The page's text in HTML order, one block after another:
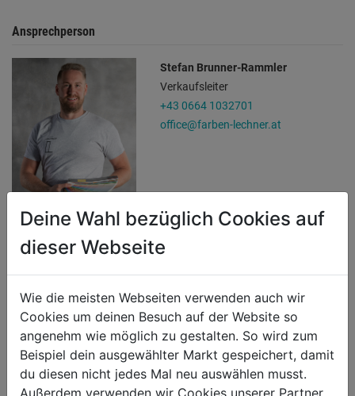
Öffnungszeiten
Ansprechperson
Stefan Brunner-Rammler
Verkaufsleiter
+43 0664 1032701
office@farben-lechner.at
Deine Wahl bezüglich Cookies auf
dieser Webseite
Wie die meisten Webseiten verwenden auch wir
Cookies um deinen Besuch auf der Website so
angenehm wie möglich zu gestalten. So wird zum
Beispiel dein ausgewählter Markt gespeichert, damit
du diesen nicht jedes Mal neu auswählen musst.
Außerdem verwenden wir Cookies unserer Partner